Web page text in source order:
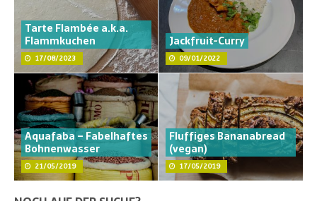
Tarte Flambée a.k.a.
Flammkuchen
17/08/2023
Jackfruit-Curry
09/01/2022
Aquafaba – Fabelhaftes
Bohnenwasser
21/05/2019
Fluffiges Bananabread
(vegan)
17/05/2019